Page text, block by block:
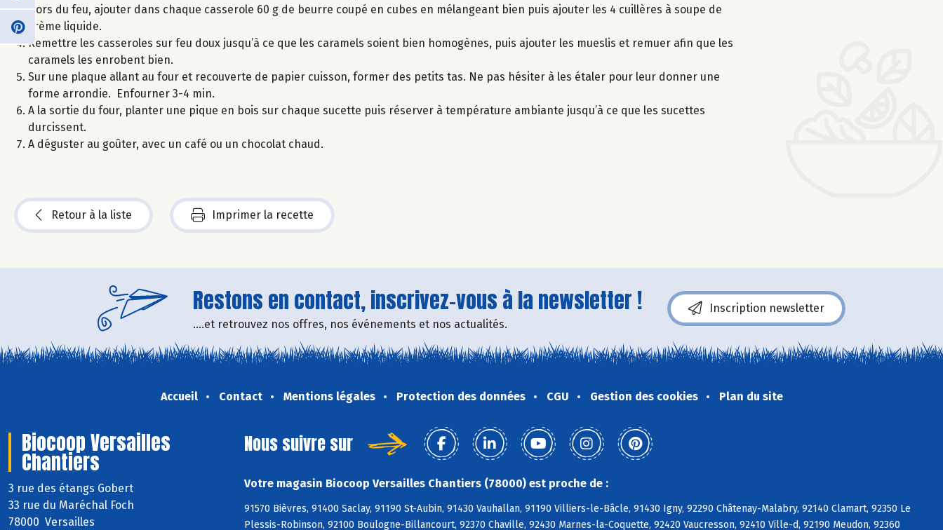
Hors du feu, ajouter dans chaque casserole 60 g de beurre coupé en cubes en mélangeant bien puis ajouter les 4 cuillères à soupe de
crème liquide.
Remettre les casseroles sur feu doux jusqu’à ce que les caramels soient bien homogènes, puis ajouter les mueslis et remuer afin que les
caramels les enrobent bien.
Sur une plaque allant au four et recouverte de papier cuisson, former des petits tas. Ne pas hésiter à les étaler pour leur donner une
forme arrondie. Enfourner 3-4 min.
A la sortie du four, planter une pique en bois sur chaque sucette puis réserver à température ambiante jusqu’à ce que les sucettes
durcissent.
A déguster au goûter, avec un café ou un chocolat chaud.
Retour à la liste Imprimer la recette
Restons en contact, inscrivez-vous à la newsletter !
....et retrouvez nos offres, nos événements et nos actualités.
Inscription newsletter
Accueil Contact Mentions légales Protection des données CGU Gestion des cookies Plan du site
Biocoop Versailles
Chantiers
3 rue des étangs Gobert
33 rue du Maréchal Foch
78000 Versailles
Nous suivre sur
Votre magasin Biocoop Versailles Chantiers (78000) est proche de :
91570 Bièvres, 91400 Saclay, 91190 St-Aubin, 91430 Vauhallan, 91190 Villiers-le-Bâcle, 91430 Igny, 92290 Châtenay-Malabry, 92140 Clamart, 92350 Le
Plessis-Robinson, 92100 Boulogne-Billancourt, 92370 Chaville, 92430 Marnes-la-Coquette, 92420 Vaucresson, 92410 Ville-d, 92190 Meudon, 92360